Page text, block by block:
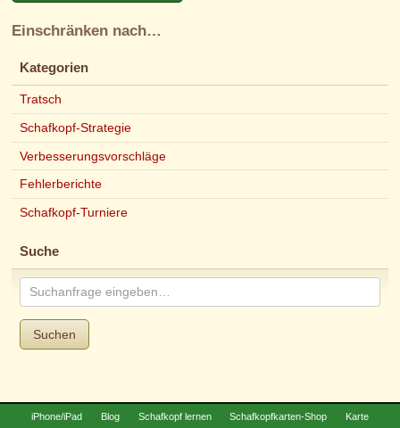
Einschränken nach…
Kategorien
Tratsch
Schafkopf-Strategie
Verbesserungsvorschläge
Fehlerberichte
Schafkopf-Turniere
Suche
Suchen
iPhone/iPad Blog Schafkopf lernen Schafkopfkarten-Shop Karte